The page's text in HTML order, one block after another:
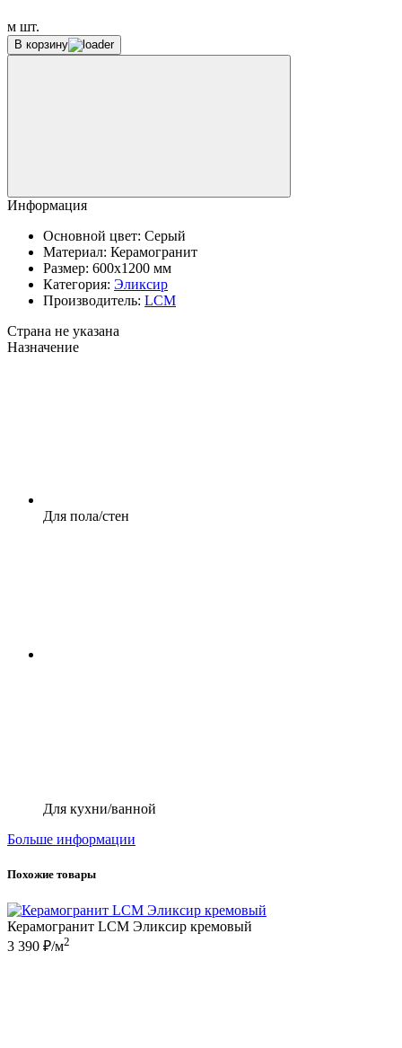
м шт.
В корзину
Информация
Основной цвет: Серый
Материал: Керамогранит
Размер: 600x1200 мм
Категория: Эликсир
Производитель: LCM
Страна не указана
Назначение
Для пола/стен
Для кухни/ванной
Больше информации
Похожие товары
Керамогранит LCM Эликсир кремовый
3 390 ₽/м2